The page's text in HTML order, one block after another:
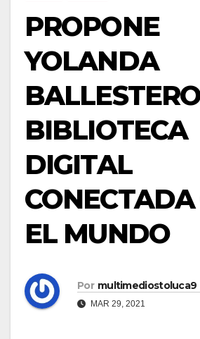
PROPONE
YOLANDA
BIBLIOTECA
DIGITAL
CONECTADA
EL MUNDO
Por multimediostoluca9
MAR 29, 2021